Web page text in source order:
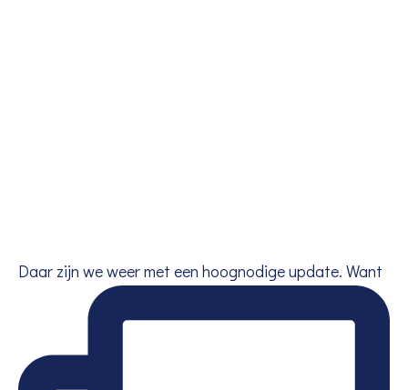
Daar zijn we weer met een hoognodige update. Want